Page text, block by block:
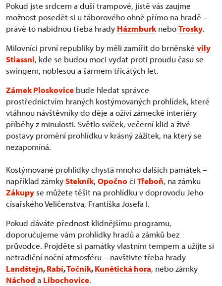
Pokud jste srdcem a duší trampové, jistě vás zaujme
možnost posedět si u táborového ohně přímo na hradě –
právě to nabídnou třeba hrady Házmburk neboTrosky.
Milovníci první republiky by měli zamířit do brněnské vily
Stiassni, kde se budou moci vydat proti proudu času se
swingem, noblesou a šarmem třicátých let.
Zámek Ploskovice bude hledat správce
prostřednictvím hraných kostýmovaných prohlídek, které
vtáhnou návštěvníky do děje a oživí zámecké interiéry
příběhy z minulosti. Světlo svíček, večerní klid a živé
postavy promění prohlídku v krásný zážitek, na který se
nezapomíná.
Kostýmované prohlídky chystá mnoho dalších památek –
například zámkyStekník, Opočnoči Třeboň, na zámku
Zákupy se můžete těšit na prohlídku v doprovodu Jeho
císařského Veličenstva, Františka Josefa I.
Pokud dáváte přednost klidnějšímu programu,
doporučujeme vám prohlídky hradů a zámků bez
průvodce. Projděte si památky vlastním tempem a užijte si
netradiční noční atmosféru – navštivte třeba hrady
Landštejn,Rabí,Točník,Kunětická hora, nebo zámky
Náchoda Libochovice.